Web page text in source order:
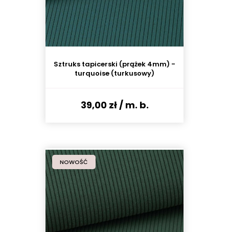
Sztruks tapicerski (prążek 4mm) -
turquoise (turkusowy)
39,00 zł/ m. b.
NOWOŚĆ